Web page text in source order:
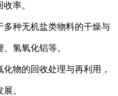
率。
多种无机盐类物料的干燥与
氢氧化铝等。
化物的回收处理与再利用，
。